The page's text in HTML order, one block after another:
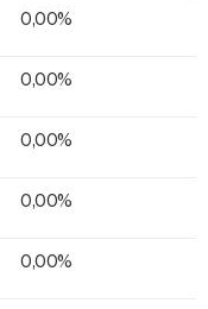
0,00%
0,00%
0,00%
0,00%
0,00%